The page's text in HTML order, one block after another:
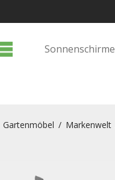
Sonnenschirme
Gartenmöbel / Markenwelt